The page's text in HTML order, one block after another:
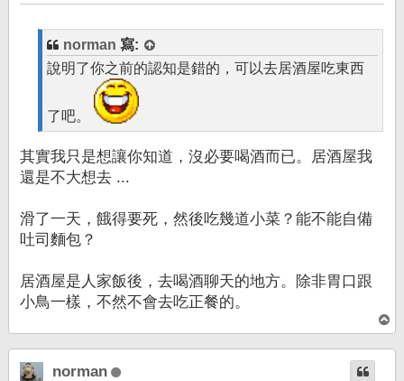
章
norman 寫:
說明了你之前的認知是錯的，可以去居酒屋吃東西
了吧。
其實我只是想讓你知道，沒必要喝酒而已。居酒屋我
還是不大想去 ...
滑了一天，餓得要死，然後吃幾道小菜？能不能自備
吐司麵包？
居酒屋是人家飯後，去喝酒聊天的地方。除非胃口跟
小鳥一樣，不然不會去吃正餐的。
頂
端
norman